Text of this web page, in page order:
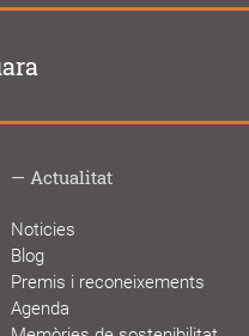
Actualitat
Noticies
Blog
Premis i reconeixements
Agenda